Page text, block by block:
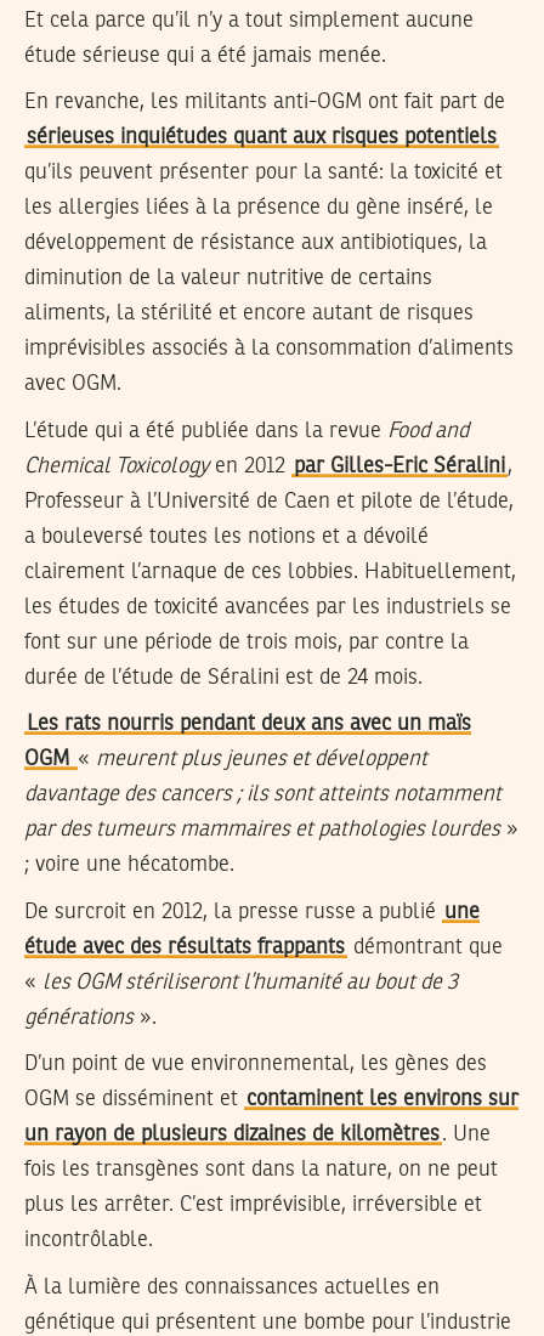
Et cela parce qu’il n’y a tout simplement aucune
étude sérieuse qui a été jamais menée.
En revanche, les militants anti-OGM ont fait part de
sérieuses inquiétudes quant aux risques potentiels
qu’ils peuvent présenter pour la santé: la toxicité et
les allergies liées à la présence du gène inséré, le
développement de résistance aux antibiotiques, la
diminution de la valeur nutritive de certains
aliments, la stérilité et encore autant de risques
imprévisibles associés à la consommation d’aliments
avec OGM.
L’étude qui a été publiée dans la revue Food and
Chemical Toxicologyen 2012 par Gilles-Eric Séralini,
Professeur à l’Université de Caen et pilote de l’étude,
a bouleversé toutes les notions et a dévoilé
clairement l’arnaque de ces lobbies. Habituellement,
les études de toxicité avancées par les industriels se
font sur une période de trois mois, par contre la
durée de l’étude de Séralini est de 24 mois.
Les rats nourris pendant deux ans avec un maïs
OGM « meurent plus jeunes et développent
davantage des cancers ; ils sont atteints notamment
par des tumeurs mammaires et pathologies lourdes»
; voire une hécatombe.
De surcroit en 2012, la presse russe a publié une
étude avec des résultats frappants démontrant que
« les OGM stériliseront l’humanité au bout de 3
générations».
D’un point de vue environnemental, les gènes des
OGM se disséminent et contaminent les environs sur
un rayon de plusieurs dizaines de kilomètres. Une
fois les transgènes sont dans la nature, on ne peut
plus les arrêter. C’est imprévisible, irréversible et
incontrôlable.
À la lumière des connaissances actuelles en
génétique qui présentent une bombe pour l’industrie